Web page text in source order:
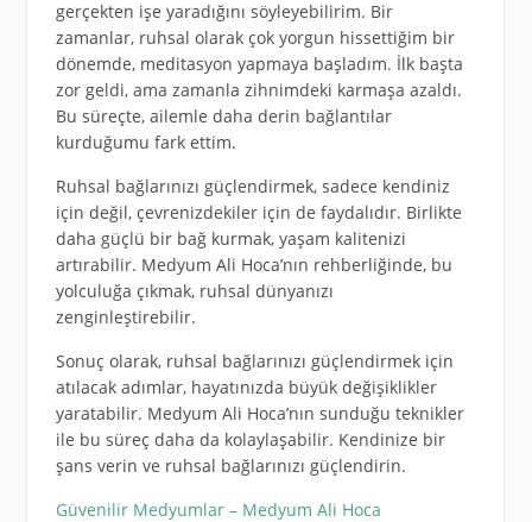
gerçekten işe yaradığını söyleyebilirim. Bir
zamanlar, ruhsal olarak çok yorgun hissettiğim bir
dönemde, meditasyon yapmaya başladım. İlk başta
zor geldi, ama zamanla zihnimdeki karmaşa azaldı.
Bu süreçte, ailemle daha derin bağlantılar
kurduğumu fark ettim.
Ruhsal bağlarınızı güçlendirmek, sadece kendiniz
için değil, çevrenizdekiler için de faydalıdır. Birlikte
daha güçlü bir bağ kurmak, yaşam kalitenizi
artırabilir. Medyum Ali Hoca’nın rehberliğinde, bu
yolculuğa çıkmak, ruhsal dünyanızı
zenginleştirebilir.
Sonuç olarak, ruhsal bağlarınızı güçlendirmek için
atılacak adımlar, hayatınızda büyük değişiklikler
yaratabilir. Medyum Ali Hoca’nın sunduğu teknikler
ile bu süreç daha da kolaylaşabilir. Kendinize bir
şans verin ve ruhsal bağlarınızı güçlendirin.
Güvenilir Medyumlar – Medyum Ali Hoca